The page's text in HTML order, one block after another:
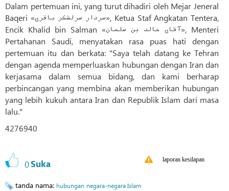
Dalam pertemuan ini, yang turut dihadiri oleh Mejar Jeneral
Baqeri «سردار سرلشکر باقری», Ketua Staf Angkatan Tentera,
Encik Khalid bin Salman «آقای خالد بن سلمان», Menteri
Pertahanan Saudi, menyatakan rasa puas hati dengan
pertemuan itu dan berkata: "Saya telah datang ke Tehran
dengan agenda memperluaskan hubungan dengan Iran dan
kerjasama dalam semua bidang, dan kami berharap
perbincangan yang membina akan memberikan hubungan
yang lebih kukuh antara Iran dan Republik Islam dari masa
lalu."
4276940
0Suka laporan kesilapan
tanda nama: hubungan negara-negara Islam